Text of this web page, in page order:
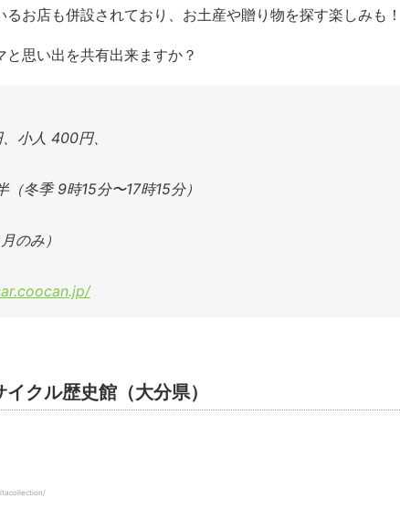
るお店も併設されており、お土産や贈り物を探す楽しみも！
思い出を共有出来ますか？
小人 400円、
（冬季 9時15分〜17時15分）
のみ）
クル歴史館（大分県）